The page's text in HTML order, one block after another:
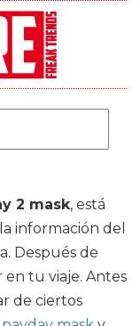
2 mask, está
información del
Después de
en tu viaje. Antes
de ciertos